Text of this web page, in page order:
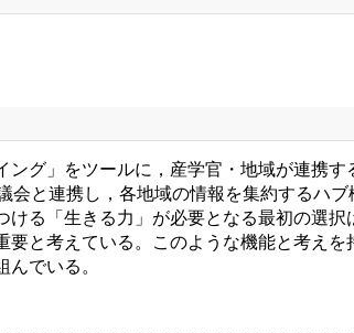
グ」をツールに，産学官・地域が連携す
と連携し，各地域の情報を集約するハ
る「生きる力」が必要となる最初の選
と考えている。このような機能と考え
でいる。